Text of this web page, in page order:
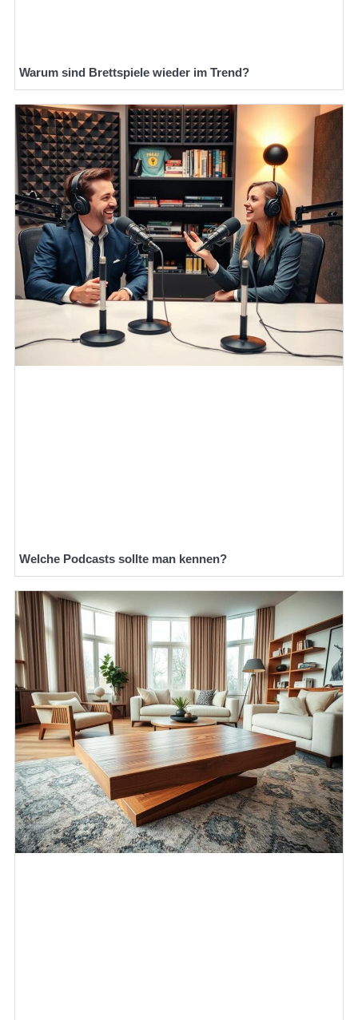
Warum sind Brettspiele wieder im Trend?
Welche Podcasts sollte man kennen?